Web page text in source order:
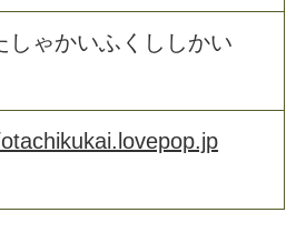
しゃかいふくししかい